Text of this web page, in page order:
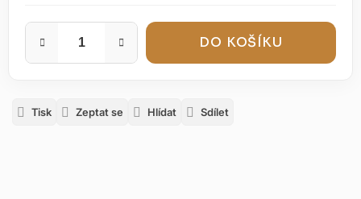
DO KOŠÍKU
Tisk Zeptat se Hlídat Sdílet